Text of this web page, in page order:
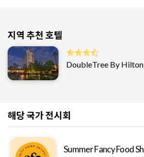
지역 추천 호텔
DoubleTree By
해당 국가 전시회
Summer Fancy Food